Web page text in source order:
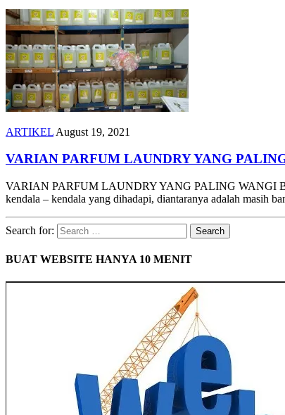
ARTIKEL August 19, 2021
VARIAN PARFUM LAUNDRY YANG
VARIAN PARFUM LAUNDRY YANG PALING WANGI
kendala – kendala yang dihadapi, diantaranya adalah masih
Search for:
BUAT WEBSITE HANYA 10 MENIT